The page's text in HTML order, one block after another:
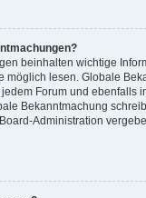
beinhalten wichtige
möglich lesen. Globale
Forum und ebenfalls
Bekanntmachung
Administration